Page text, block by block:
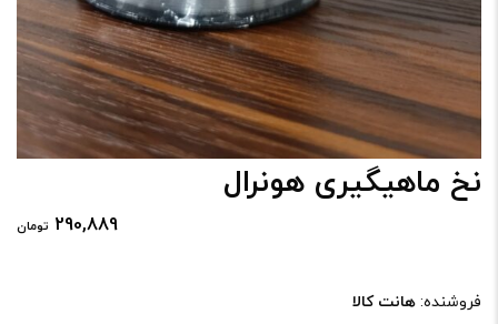
نخ ماهیگیری هونرال
290,889 تومان
فروشنده: هانت کالا